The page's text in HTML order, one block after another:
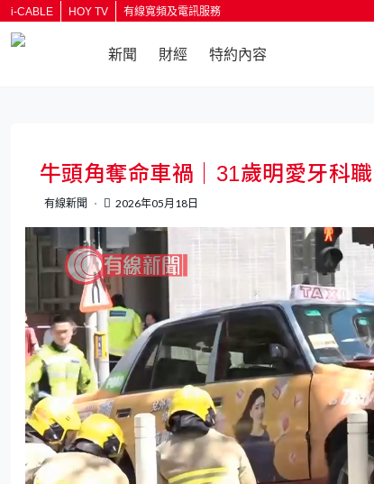
i-CABLE HOY TV 有線寬頻及電訊服務
新聞 財經 特約內容
牛頭角奪命車禍｜31歲明愛牙科
有線新聞 2026年05月18日